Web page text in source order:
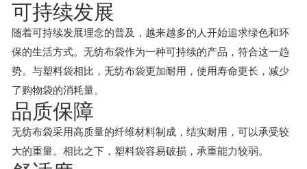
可持续发展
随着可持续发展理念的普及，越来越多的人开始追求绿色和环
保的生活方式。无纺布袋作为一种可持续的产品，符合这一趋
势。与塑料袋相比，无纺布袋更加耐用，使用寿命更长，减少
了购物袋的消耗量。
品质保障
无纺布袋采用高质量的纤维材料制成，结实耐用，可以承受较
大的重量。相比之下，塑料袋容易破损，承重能力较弱。